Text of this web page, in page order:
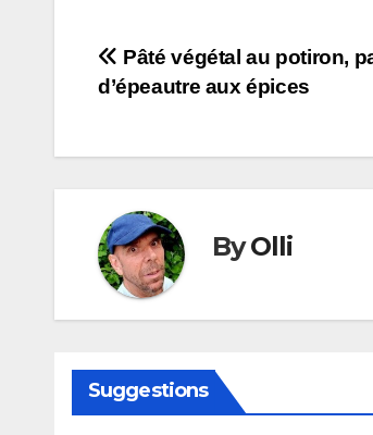
Navigation
de
l’article
Pâté végétal au potiron,
d’épeautre aux épices
ByOlli
Suggestions